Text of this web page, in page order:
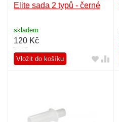
Elite sada 2 typů - černé
skladem
120 Kč
Vložit do košíku